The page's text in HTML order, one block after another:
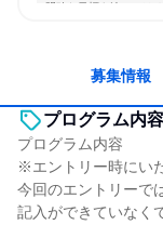
明確な目標を追いかける
募集情報
プログラム内容
プログラム内容
※エントリー時にい
今回のエントリーで
記入ができていなく